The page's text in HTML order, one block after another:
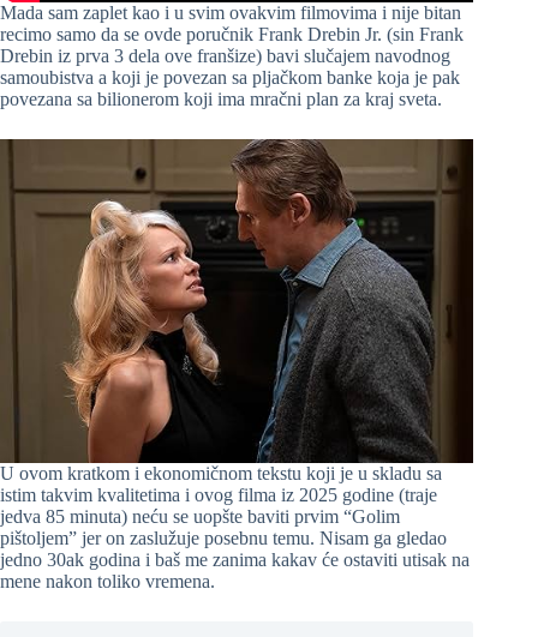
Mada sam zaplet kao i u svim ovakvim filmovima i nije bitan
recimo samo da se ovde poručnik Frank Drebin Jr. (sin Frank
Drebin iz prva 3 dela ove franšize) bavi slučajem navodnog
samoubistva a koji je povezan sa pljačkom banke koja je pak
povezana sa bilionerom koji ima mračni plan za kraj sveta.
U ovom kratkom i ekonomičnom tekstu koji je u skladu sa
istim takvim kvalitetima i ovog filma iz 2025 godine (traje
jedva 85 minuta) neću se uopšte baviti prvim “Golim
pištoljem” jer on zaslužuje posebnu temu. Nisam ga gledao
jedno 30ak godina i baš me zanima kakav će ostaviti utisak na
mene nakon toliko vremena.